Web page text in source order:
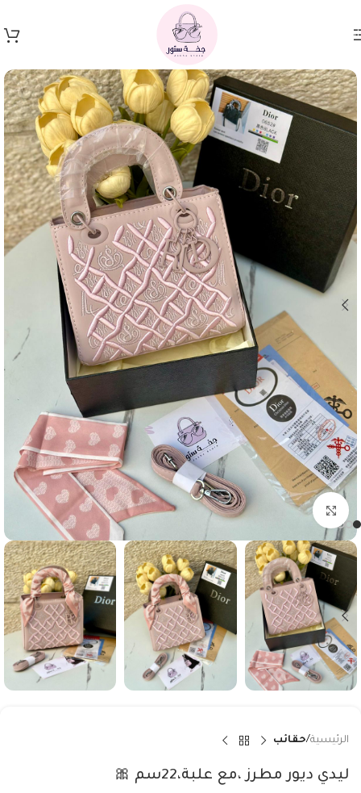
Skip to main content
Click to enlarge
الرئيسية حقائب
ليدي ديور مطرز ،مع علبة،22سم 🎀